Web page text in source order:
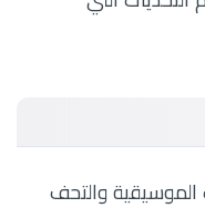
والتحف